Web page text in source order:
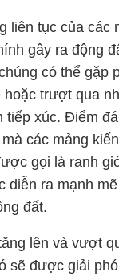
liên tục của các
gây ra động
có thể gặp
hoặc trượt qua
tiếp xúc. Điểm
các mảng
gọi là ranh
diễn ra mạnh
đất.
lên và vượt
sẽ được giải